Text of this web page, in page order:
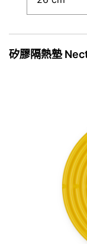
矽膠隔熱墊